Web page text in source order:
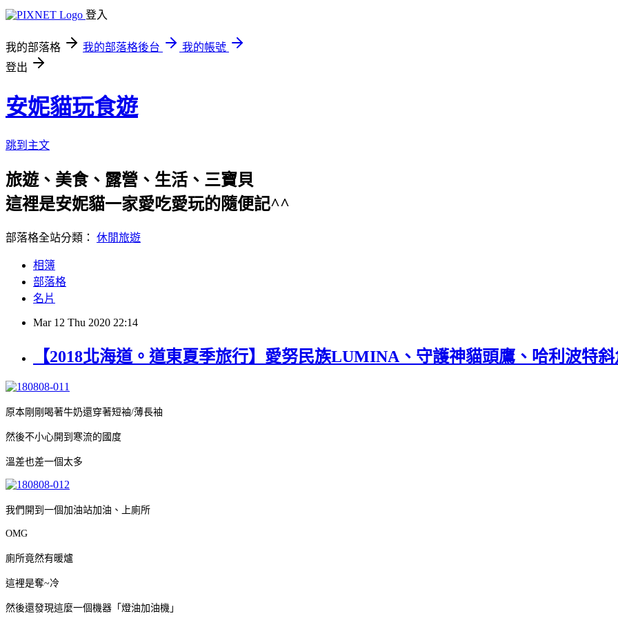
登入
我的部落格 我的部落格後台
我的帳號
登出
安妮貓玩食遊
跳到主文
旅遊、美食、露營、生活、三寶貝
這裡是安妮貓一家愛吃愛玩的隨便記^^
部落格全站分類： 休閒旅遊
相簿
部落格
名片
Mar 12 Thu 2020 22:14
【2018北海道。道東夏季旅行】愛努民族LUMINA、守護神貓頭鷹、哈利波特
原本剛剛喝著牛奶還穿著短袖/薄長袖
然後不小心開到寒流的國度
溫差也差一個太多
我們開到一個加油站加油、上廁所
OMG
廁所竟然有暖爐
這裡是奪~冷
然後還發現這麼一個機器「燈油加油機」